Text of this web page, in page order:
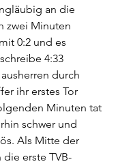
an die
zwei Minuten
0:2 und es
4:33
durch
ihr erstes Tor
Minuten tat
schwer und
Als Mitte der
erste TVB-